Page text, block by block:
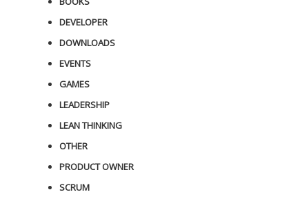
DEVELOPER
DOWNLOADS
EVENTS
GAMES
LEADERSHIP
LEAN THINKING
OTHER
PRODUCT OWNER
SCRUM